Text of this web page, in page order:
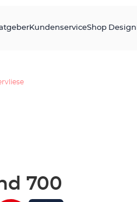
KundenserviceShop Design
700